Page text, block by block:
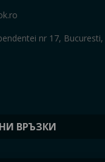
ВРЪЗКИ
nr 17,